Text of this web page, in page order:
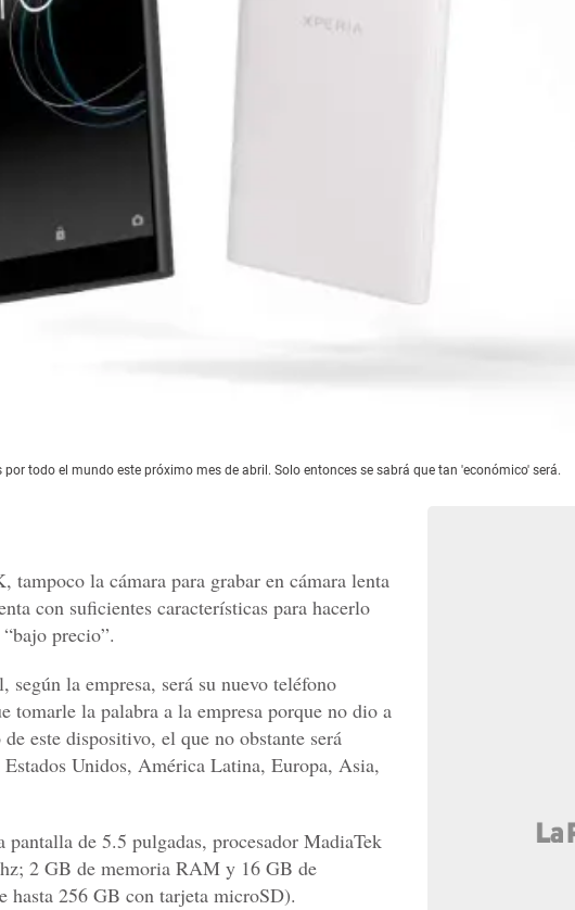
todo el mundo este próximo mes de abril. Solo entonces se sabrá que tan 'económico' será.
la cámara para grabar en cámara lenta
con suficientes características para hacerlo
precio”.
la empresa, será su nuevo teléfono
tomarle la palabra a la empresa porque no dio a
este dispositivo, el que no obstante será
Unidos, América Latina, Europa, Asia,
de 5.5 pulgadas, procesador MadiaTek
2 GB de memoria RAM y 16 GB de
hasta 256 GB con tarjeta microSD).